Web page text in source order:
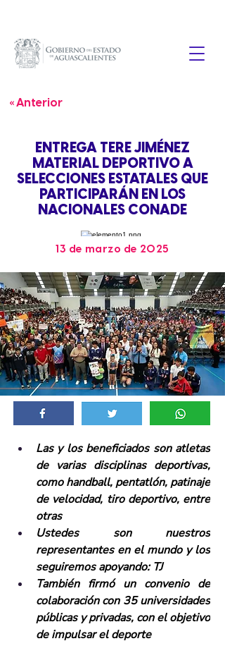
« Anterior
ENTREGA TERE JIMÉNEZ
MATERIAL DEPORTIVO A
SELECCIONES ESTATALES QUE
PARTICIPARÁN EN LOS
NACIONALES CONADE
13 de marzo de 2025
Las y los beneficiados son atletas
de varias disciplinas deportivas,
como handball, pentatlón, patinaje
de velocidad, tiro deportivo, entre
otras
Ustedes son nuestros
representantes en el mundo y los
seguiremos apoyando: TJ
También firmó un convenio de
colaboración con 35 universidades
públicas y privadas, con el objetivo
de impulsar el deporte